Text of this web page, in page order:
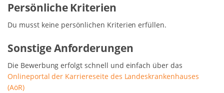
Persönliche Kriterien
Du musst keine persönlichen Kriterien erfüllen.
Sonstige Anforderungen
Die Bewerbung erfolgt schnell und einfach über das
Onlineportal der Karriereseite des Landeskrankenhauses
(AöR)